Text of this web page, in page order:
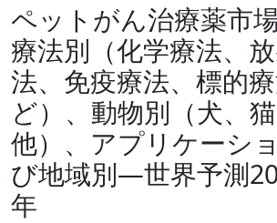
ペットがん治療薬市
療法別（化学療法、
法、免疫療法、標的
ど）、動物別（犬、
他）、アプリケーシ
び地域別―世界予測
年